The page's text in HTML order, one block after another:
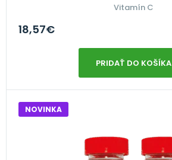
Vitamín C
18,57€
PRIDAŤ DO KOŠÍKA
NOVINKA